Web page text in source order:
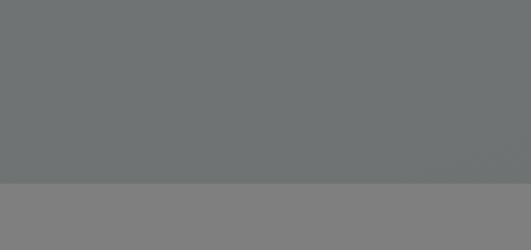
dirigeant ?